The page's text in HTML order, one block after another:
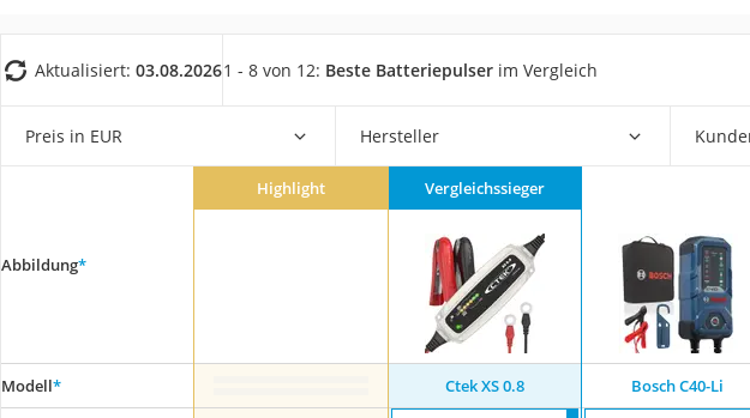
Tablets unter 200 Euro
Lichtwecker
Acer Aspire
Aktualisiert: 03.08.20261 - 8 von 12: Beste Batteriepulser im Vergleich
Preis in EUR Hersteller
Abbildung*
Highlight Vergleichssieger
Modell* Ctek XS 0.8 Bosch ‎C40-Li